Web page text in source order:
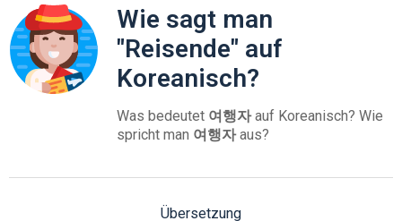
Wie sagt man
"Reisende" auf
Koreanisch?
Was bedeutet 여행자auf Koreanisch? Wie
spricht man 여행자aus?
Übersetzung